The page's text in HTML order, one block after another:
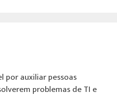
por auxiliar pessoas
problemas de TI e